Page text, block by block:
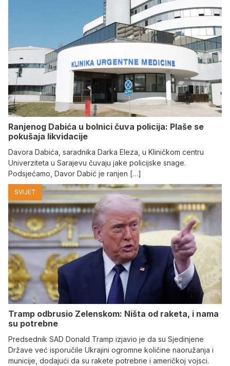
Ranjenog Dabića u bolnici čuva policija: Plaše se
pokušaja likvidacije
Davora Dabića, saradnika Darka Eleza, u Kliničkom centru
Univerziteta u Sarajevu čuvaju jake policijske snage.
Podsjećamo, Davor Dabić je ranjen […]
SVIJET
Tramp odbrusio Zelenskom: Ništa od raketa, i nama
su potrebne
Predsednik SAD Donald Tramp izjavio je da su Sjedinjene
Države već isporučile Ukrajini ogromne količine naoružanja i
municije, dodajući da su rakete potrebne i američkoj vojsci.